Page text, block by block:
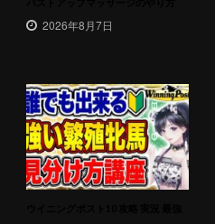
2026年8月7日